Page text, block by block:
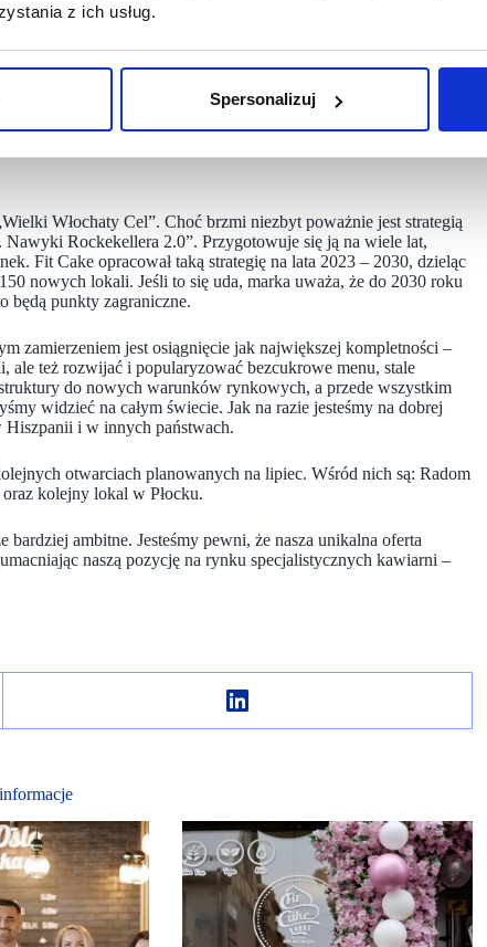
z ich usług.
Spersonalizuj
Wilanów, Katowice Śródmieście, Olkusz, Kościan
Fit Cake planuje otwarcia kolejnych lokali w Nowej Soli,
tempie rozwoju marki.
lokalnych franczyz Fit Cake są dowodem na rosnące
które cieszą się ogromną popularnością wśród osób dbających
Włochaty Cel”. Choć brzmi niezbyt poważnie jest strategią
Rockekellera 2.0”. Przygotowuje się ją na wiele lat,
Fit Cake opracował taką strategię na lata 2023 – 2030, dzieląc
nowych lokali. Jeśli to się uda, marka uważa, że do 2030 roku
będą punkty zagraniczne.
zamierzeniem jest osiągnięcie jak największej kompletności –
też rozwijać i popularyzować bezcukrowe menu, stale
do nowych warunków rynkowych, a przede wszystkim
widzieć na całym świecie. Jak na razie jesteśmy na dobrej
Hiszpanii i w innych państwach.
otwarciach planowanych na lipiec. Wśród nich są: Radom
kolejny lokal w Płocku.
bardziej ambitne. Jesteśmy pewni, że nasza unikalna oferta
naszą pozycję na rynku specjalistycznych kawiarni –